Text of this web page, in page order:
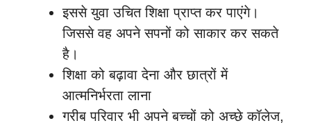
इससे युवा उचित शिक्षा प्राप्त कर पाएंगे।
जिससे वह अपने सपनों को साकार कर सकते
है।
शिक्षा को बढ़ावा देना और छात्रों में
आत्मनिर्भरता लाना
गरीब परिवार भी अपने बच्चों को अच्छे कॉलेज,